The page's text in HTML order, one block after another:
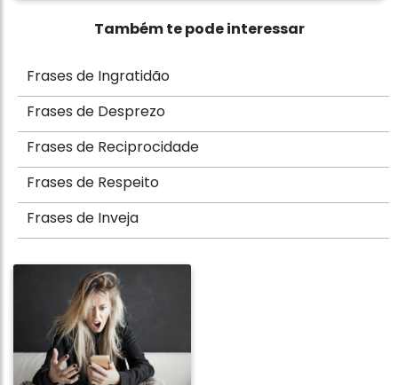
Também te pode interessar
Frases de Ingratidão
Frases de Desprezo
Frases de Reciprocidade
Frases de Respeito
Frases de Inveja